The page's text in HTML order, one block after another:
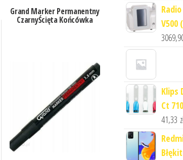
Grand Marker Permanentny
CzarnyŚcięta Końcówka
V500
Klips
Ct
41,33